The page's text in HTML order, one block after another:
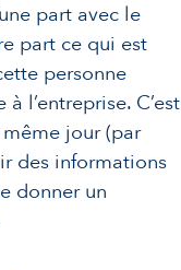
part avec le
part ce qui est
personne
l’entreprise. C’est
jour (par
des informations
donner un